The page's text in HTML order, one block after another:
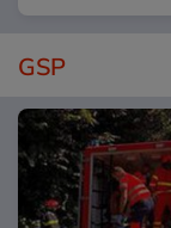
GSP